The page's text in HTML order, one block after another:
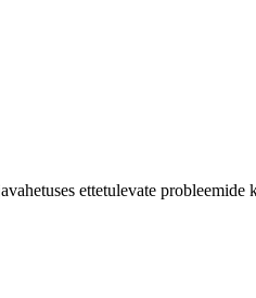
ettetulevate probleemide